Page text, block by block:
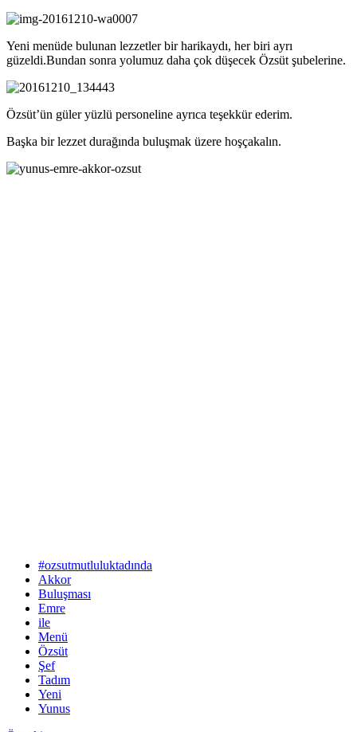
Yeni menüde bulunan lezzetler bir harikaydı, her biri ayrı
güzeldi.Bundan sonra yolumuz daha çok düşecek Özsüt şubelerine.
Özsüt’ün güler yüzlü personeline ayrıca teşekkür ederim.
Başka bir lezzet durağında buluşmak üzere hoşçakalın.
#ozsutmutluluktadında
Akkor
Buluşması
Emre
ile
Menü
Özsüt
Şef
Tadım
Yeni
Yunus